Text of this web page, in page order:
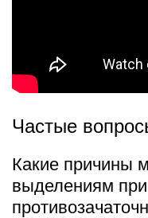
Частые
Какие причины
выделениям